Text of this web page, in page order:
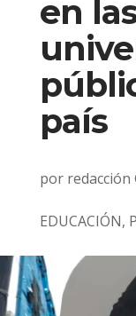
en
país
por redacción
EDUCACIÓN,